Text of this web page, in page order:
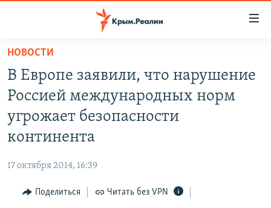
Вернуться
основному
содержанию
главной
Вернутся
поиску
СПЕЦПРОЕКТЫ
ИНТЕРАКТИВ
ИНФОГРАФИКА
РАДІО СВОБОДА
КАК ОБОЙТИ БЛОКИРОВКУ
НОВОСТИ
В Европе заявили, что нарушение
Россией международных норм
угрожает безопасности
континента
17 октября 2014, 16:39
Поделиться Читать без VPN